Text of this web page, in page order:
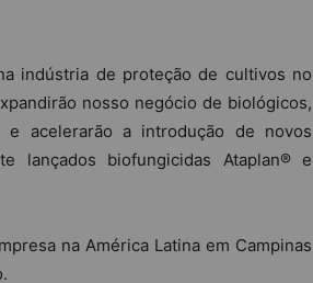
indústria de proteção de cultivos no
nosso negócio de biológicos,
e acelerarão a introdução de novos
lançados biofungicidas Ataplan® e
na América Latina em Campinas